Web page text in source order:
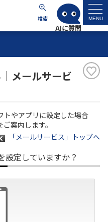
検索 MENU
メールサービ
トやアプリに設定した場合
案内します。
「メールサービス」トップへ
設定していますか？